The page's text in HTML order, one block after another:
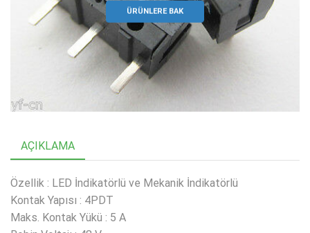
ÜRÜNLERE BAK
AÇIKLAMA
Özellik : LED İndikatörlü ve Mekanik İndikatörlü
Kontak Yapısı : 4PDT
Maks. Kontak Yükü : 5 A